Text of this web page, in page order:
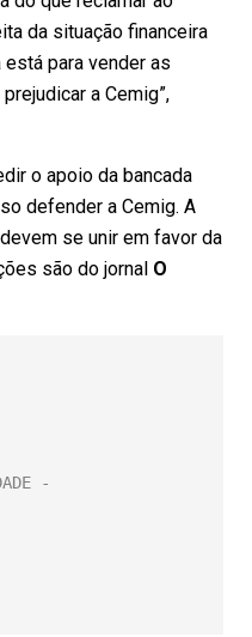
da situação financeira
para vender as
a Cemig”,
o apoio da bancada
defender a Cemig. A
se unir em favor da
são do jornal O